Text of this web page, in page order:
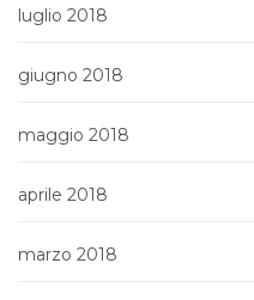
luglio 2018
giugno 2018
maggio 2018
aprile 2018
marzo 2018